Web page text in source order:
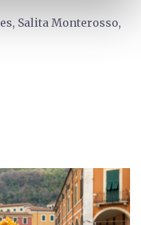
Salita Monterosso,